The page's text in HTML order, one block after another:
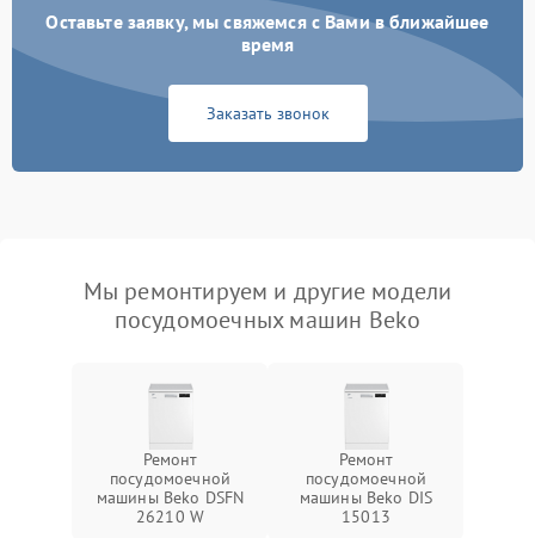
Оставьте заявку, мы свяжемся с Вами в ближайшее
время
Заказать звонок
Мы ремонтируем и другие модели
посудомоечных машин Beko
Ремонт
посудомоечной
машины Beko DSFN
26210 W
Ремонт
посудомоечной
машины Beko DIS
15013